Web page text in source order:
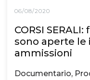
06/08/2020
CORSI
sono aperte le
ammissioni
Documentario,